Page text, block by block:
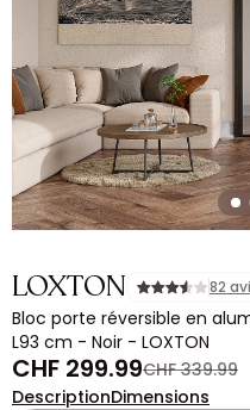
LOXTON 82
Bloc porte réversible en
L93 cm - Noir - LOXTON
CHF 299.99CHF 339.99
DescriptionDimensions